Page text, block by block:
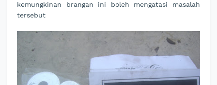
kemungkinan brangan ini boleh mengatasi masalah
tersebut